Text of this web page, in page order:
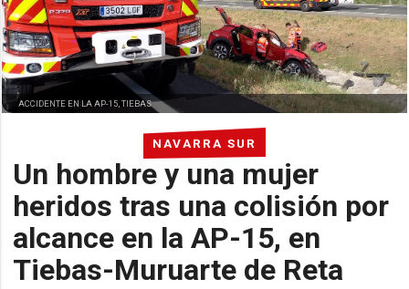
NAVARRA SUR
Un hombre y una mujer
heridos tras una colisión por
alcance en la AP-15, en
Tiebas-Muruarte de Reta
ACCIDENTE EN LA AP-15, TIEBAS